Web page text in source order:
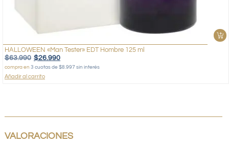
HALLOWEEN «Man Tester» EDT Hombre 125 ml
$63.990 $26.990
compra en 3 cuotas de $8.997 sin interés
Añadir al carrito
VALORACIONES